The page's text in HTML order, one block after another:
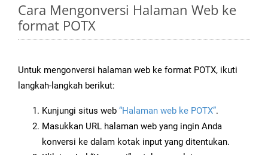
Cara Mengonversi Halaman Web ke
format POTX
Untuk mengonversi halaman web ke format POTX, ikuti
langkah-langkah berikut:
Kunjungi situs web “Halaman web ke POTX”.
Masukkan URL halaman web yang ingin Anda
konversi ke dalam kotak input yang ditentukan.